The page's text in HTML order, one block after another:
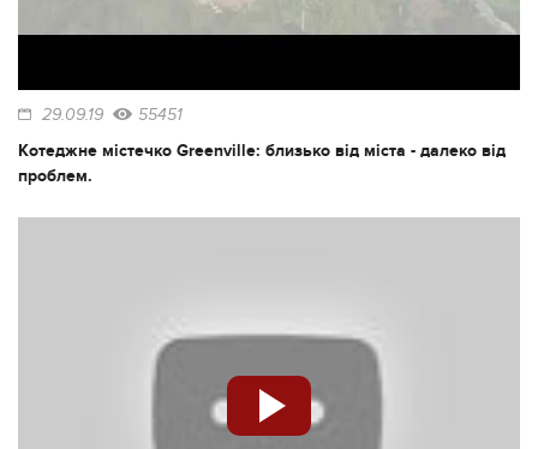
29.09.19 55451
Котеджне містечко Greenville: близько від міста - далеко від
проблем.